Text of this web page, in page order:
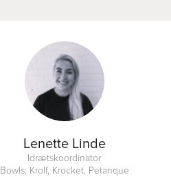
Lenette Linde
Idrætskoordinator
Bowls, Krolf, Krocket, Petanque